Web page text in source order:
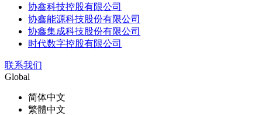
协鑫科技控股有限公司
协鑫能源科技股份有限公司
协鑫集成科技股份有限公司
时代数字控股有限公司
联系我们
Global
简体中文
繁體中文